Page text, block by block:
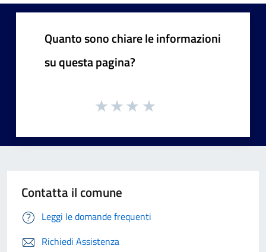
Quanto sono chiare le informazioni
su questa pagina?
Contatta il comune
Leggi le domande frequenti
Richiedi Assistenza